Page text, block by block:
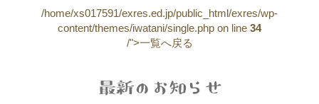
/home/xs017591/exres.ed.jp/public_html/exres/wp-
content/themes/iwatani/single.php on line 34
/">一覧へ戻る